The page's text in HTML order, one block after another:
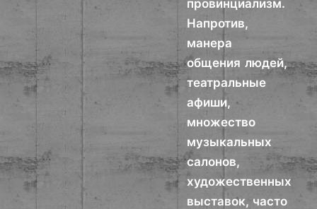
провинциализм.
Напротив,
манера
общения людей,
театральные
афиши,
множество
музыкальных
салонов,
художественных
выставок, часто